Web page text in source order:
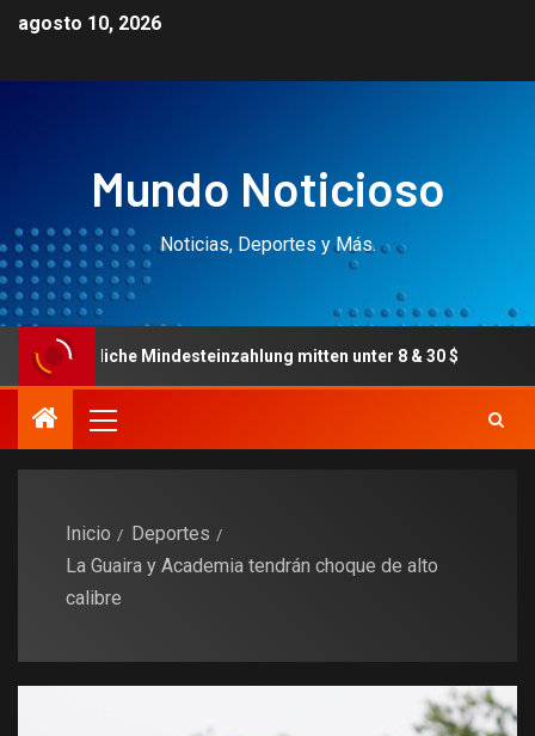
agosto 10, 2026
Mundo Noticioso
Noticias, Deportes y Más.
Mindesteinzahlung mitten unter 8 & 30 $ On the
Inicio
Deportes
La Guaira y Academia tendrán choque de alto
calibre